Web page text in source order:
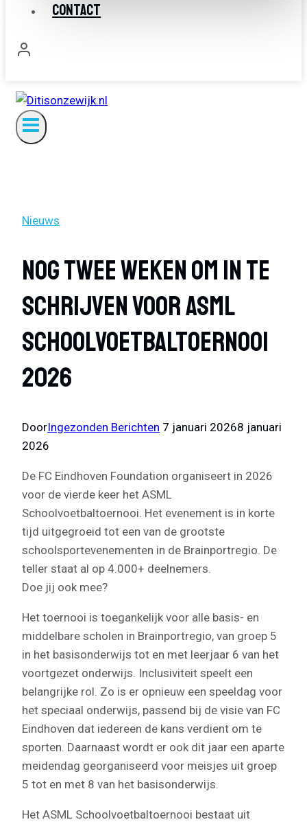
CONTACT
Nieuws
Nog Twee Weken Om In Te
Schrijven Voor ASML
Schoolvoetbaltoernooi
2026
DoorIngezonden Berichten 7 januari 20268 januari
2026
De FC Eindhoven Foundation organiseert in 2026
voor de vierde keer het ASML
Schoolvoetbaltoernooi. Het evenement is in korte
tijd uitgegroeid tot een van de grootste
schoolsportevenementen in de Brainportregio. De
teller staat al op 4.000+ deelnemers.
Doe jij ook mee?
Het toernooi is toegankelijk voor alle basis- en
middelbare scholen in Brainportregio, van groep 5
in het basisonderwijs tot en met leerjaar 6 van het
voortgezet onderwijs. Inclusiviteit speelt een
belangrijke rol. Zo is er opnieuw een speeldag voor
het speciaal onderwijs, passend bij de visie van FC
Eindhoven dat iedereen de kans verdient om te
sporten. Daarnaast wordt er ook dit jaar een aparte
meidendag georganiseerd voor meisjes uit groep
5 tot en met 8 van het basisonderwijs.
Het ASML Schoolvoetbaltoernooi bestaat uit